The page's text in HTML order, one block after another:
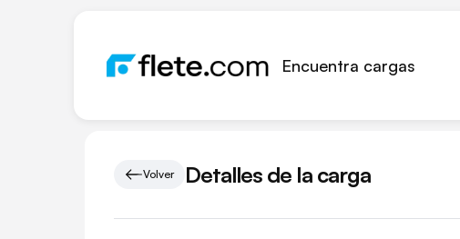
Encuentra cargas
Volver Detalles de la carga